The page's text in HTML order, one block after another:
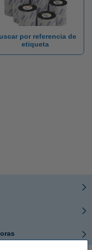
por referencia de
etiqueta